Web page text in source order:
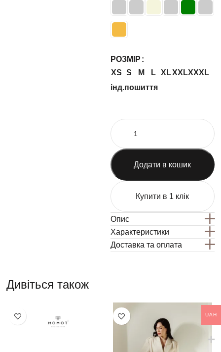
РОЗМІР
XS S M L XLXXLXXXL
інд.пошиття
Додати в кошик
Купити в 1 клік
Опис
Характеристики
Доставка та оплата
Дивіться також
UAH